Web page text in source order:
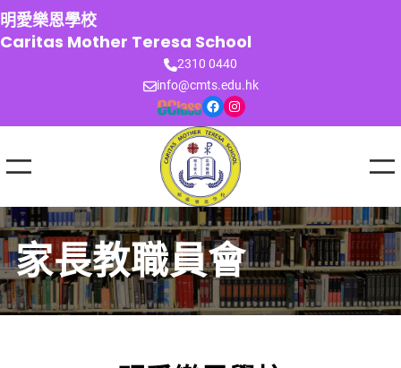
跳
至
主
明愛樂恩學校
Caritas Mother Teresa School
2310 0440
info@cmts.edu.hk
Facebook Instagram
家長教職員會